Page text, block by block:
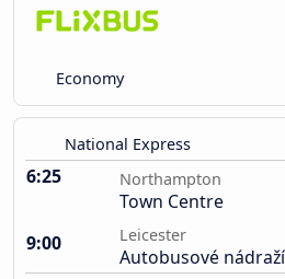
Economy
National Express
6:25 Northampton
Town Centre
9:00
Leicester
Autobusové